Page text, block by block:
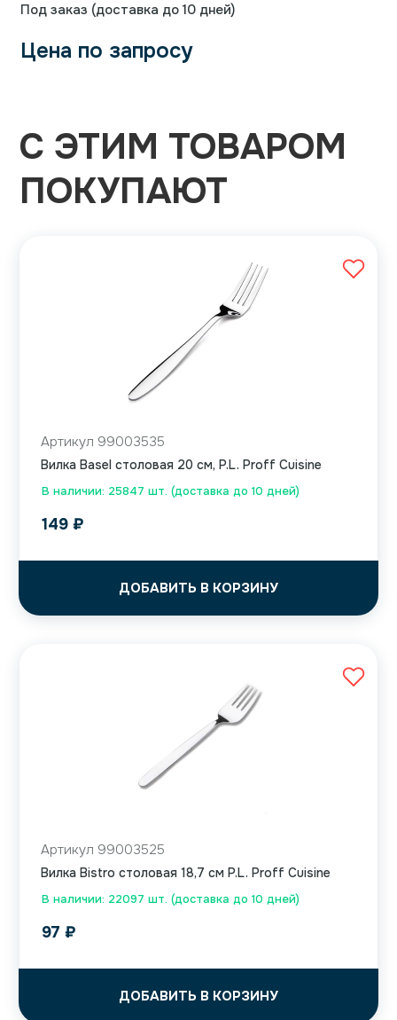
Под заказ (доставка до 10 дней)
Цена по запросу
С ЭТИМ ТОВАРОМ
ПОКУПАЮТ
В наличии: 25847 шт. (доставка до 10 дней)
Артикул 99003535
Вилка Basel столовая 20 см, P.L. Proff Cuisine
149 ₽
ДОБАВИТЬ В КОРЗИНУ
В наличии: 22097 шт. (доставка до 10 дней)
Артикул 99003525
Вилка Bistro столовая 18,7 см P.L. Proff Cuisine
97 ₽
ДОБАВИТЬ В КОРЗИНУ